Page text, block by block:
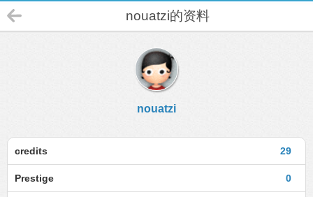
nouatzi的资料
nouatzi
29
credits
0
Prestige